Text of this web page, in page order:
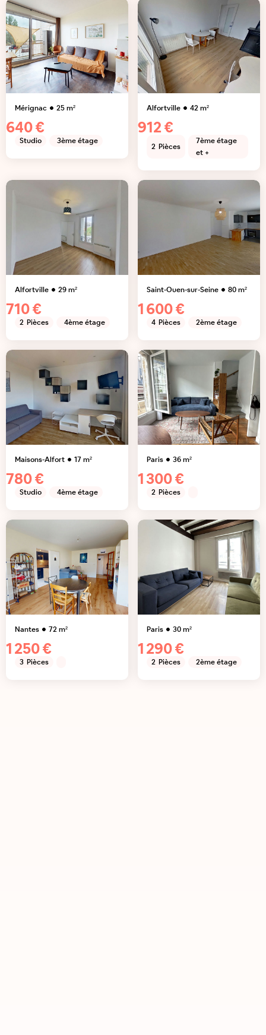
Mérignac 25m²
640 €
Studio 3ème étage
Alfortville 42m²
912 €
2 Pièces
7ème étage
et +
Alfortville 29m²
710 €
2 Pièces 4ème étage
Saint-Ouen-sur-Seine 80m²
1 600 €
4 Pièces 2ème étage
Maisons-Alfort 17m²
780 €
Studio 4ème étage
Paris 36m²
1 300 €
2 Pièces
Nantes 72m²
1 250 €
3 Pièces
Paris 30m²
1 290 €
2 Pièces 2ème étage